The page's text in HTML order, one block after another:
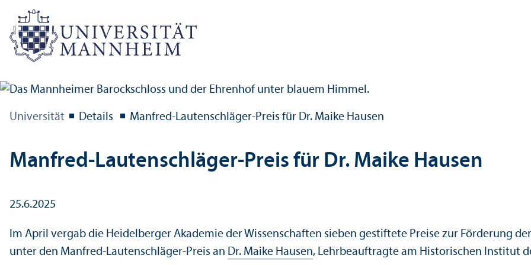
Universität Details Manfred-Lautenschläger-Preis für Dr. Maike Hausen
Manfred-Lautenschläger-Preis für Dr. Maike Hausen
25.6.2025
Im April vergab die Heidelberger Akademie der Wissenschaften sieben gestiftete Preise zur Förderung
unter den Manfred-Lautenschläger-Preis an Dr. Maike Hausen, Lehr­beauftragte am Historischen Institut